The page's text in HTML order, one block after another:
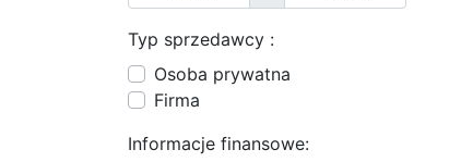
Typ sprzedawcy :
Osoba prywatna
Firma
Informacje finansowe: